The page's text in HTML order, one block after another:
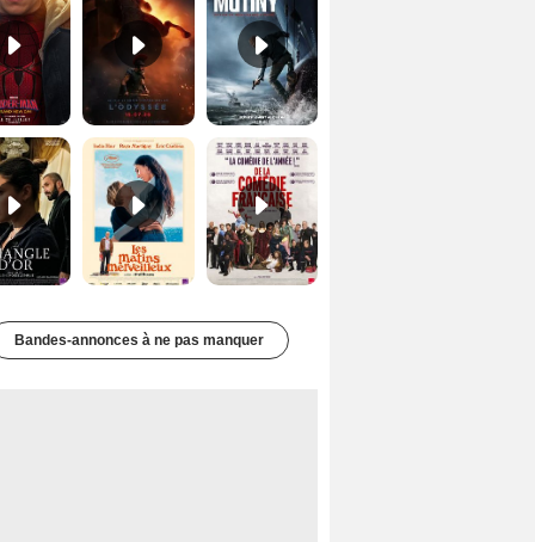
Les Matins merveilleux Bande-annonce VF De la Comédie-Française Teaser VF
Bandes-annonces à ne pas manquer